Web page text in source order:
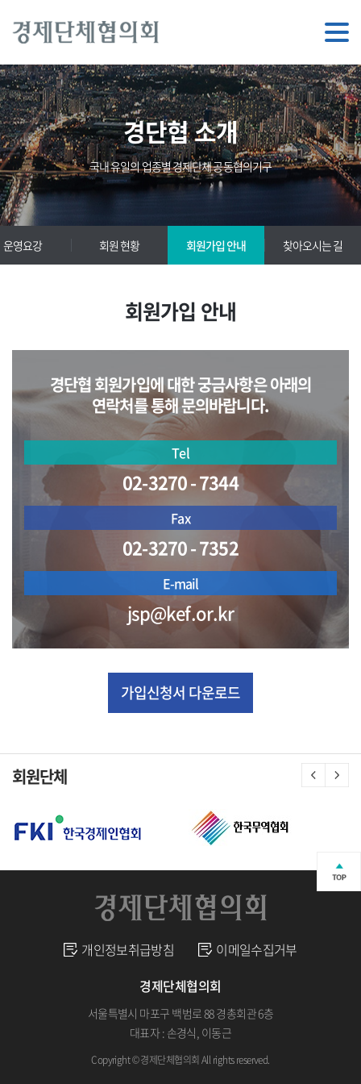
경단협 소개
국내 유일의 업종별 경제단체 공동협의기구
운영요강 회원 현황 회원가입 안내 찾아오시는 길
회원가입 안내
경단협 회원가입에 대한 궁금사항은 아래의
연락처를 통해 문의바랍니다.
Tel
02-3270 - 7344
Fax
02-3270 - 7352
E-mail
jsp@kef.or.kr
가입신청서 다운로드
회원단체
개인정보취급방침
이메일수집거부
경제단체협의회
서울특별시 마포구 백범로 88 경총회관 6층
대표자 : 손경식, 이동근
Copyright © 경제단체협의회 All rights reserved.